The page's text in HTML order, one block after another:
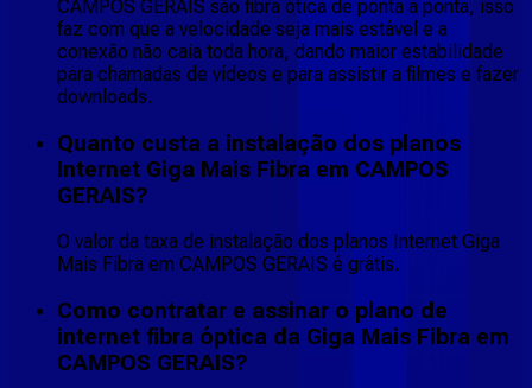
CAMPOS GERAIS são fibra ótica de ponta a ponta, isso
faz com que a velocidade seja mais estável e a
conexão não caia toda hora, dando maior estabilidade
para chamadas de vídeos e para assistir a filmes e fazer
downloads.
Quanto custa a instalação dos planos
Internet Giga Mais Fibra em CAMPOS
GERAIS?
O valor da taxa de instalação dos planos Internet Giga
Mais Fibra em CAMPOS GERAIS é grátis.
Como contratar e assinar o plano de
internet fibra óptica da Giga Mais Fibra em
CAMPOS GERAIS?